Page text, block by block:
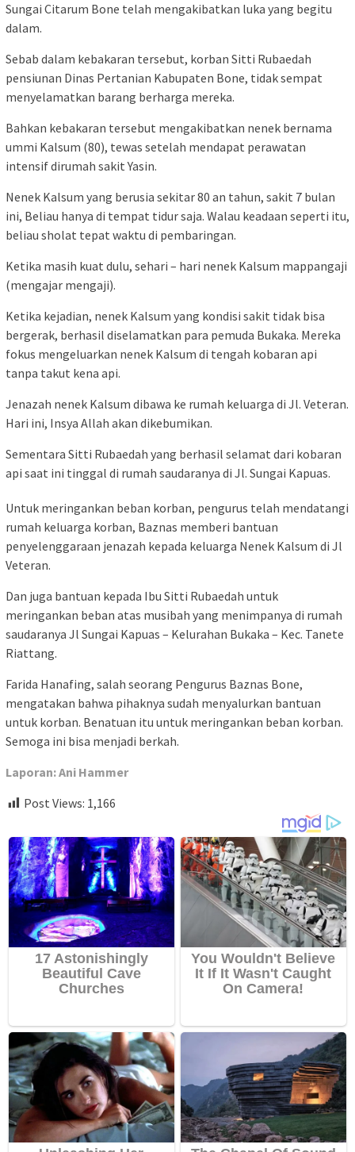
Sungai Citarum Bone telah mengakibatkan luka yang begitu
dalam.
Sebab dalam kebakaran tersebut, korban Sitti Rubaedah
pensiunan Dinas Pertanian Kabupaten Bone, tidak sempat
menyelamatkan barang berharga mereka.
Bahkan kebakaran tersebut mengakibatkan nenek bernama
ummi Kalsum (80), tewas setelah mendapat perawatan
intensif dirumah sakit Yasin.
Nenek Kalsum yang berusia sekitar 80 an tahun, sakit 7 bulan
ini, Beliau hanya di tempat tidur saja. Walau keadaan seperti itu,
beliau sholat tepat waktu di pembaringan.
Ketika masih kuat dulu, sehari – hari nenek Kalsum mappangaji
(mengajar mengaji).
Ketika kejadian, nenek Kalsum yang kondisi sakit tidak bisa
bergerak, berhasil diselamatkan para pemuda Bukaka. Mereka
fokus mengeluarkan nenek Kalsum di tengah kobaran api
tanpa takut kena api.
Jenazah nenek Kalsum dibawa ke rumah keluarga di Jl. Veteran.
Hari ini, Insya Allah akan dikebumikan.
Sementara Sitti Rubaedah yang berhasil selamat dari kobaran
api saat ini tinggal di rumah saudaranya di Jl. Sungai Kapuas.
Untuk meringankan beban korban, pengurus telah mendatangi
rumah keluarga korban, Baznas memberi bantuan
penyelenggaraan jenazah kepada keluarga Nenek Kalsum di Jl
Veteran.
Dan juga bantuan kepada Ibu Sitti Rubaedah untuk
meringankan beban atas musibah yang menimpanya di rumah
saudaranya Jl Sungai Kapuas – Kelurahan Bukaka – Kec. Tanete
Riattang.
Farida Hanafing, salah seorang Pengurus Baznas Bone,
mengatakan bahwa pihaknya sudah menyalurkan bantuan
untuk korban. Benatuan itu untuk meringankan beban korban.
Semoga ini bisa menjadi berkah.
Laporan: Ani Hammer
Post Views: 1,166